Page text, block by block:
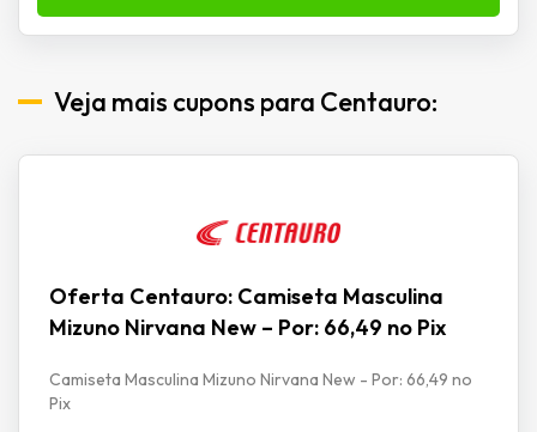
Veja mais cupons para Centauro:
Oferta Centauro: Camiseta Masculina
Mizuno Nirvana New – Por: 66,49 no Pix
Camiseta Masculina Mizuno Nirvana New - Por: 66,49 no
Pix